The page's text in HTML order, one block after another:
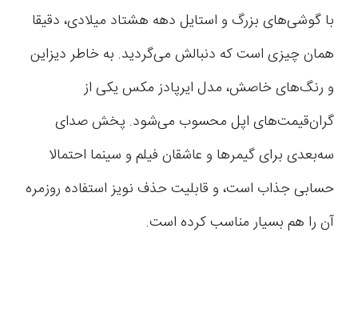
با گوشی‌های بزرگ و استایل دهه هشتاد میلادی، دقیقا
همان چیزی است که دنبالش می‌گردید. به خاطر دیزاین
و رنگ‌های خاصش، مدل ایرپادز مکس یکی از
گران‌قیمت‌های اپل محسوب می‌شود. پخش صدای
سه‌بعدی برای گیمرها و عاشقان فیلم و سینما احتمالا
حسابی جذاب است، و قابلیت حذف نویز استفاده روزمره
آن را هم بسیار مناسب کرده است.